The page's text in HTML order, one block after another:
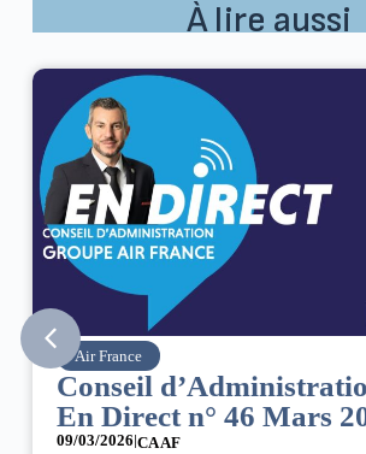
À lire aussi
Air France
Conseil
En Direct n° 46 Mars
09/03/2026|CA AF